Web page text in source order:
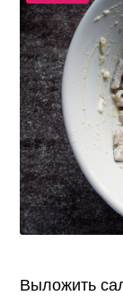
Выложить